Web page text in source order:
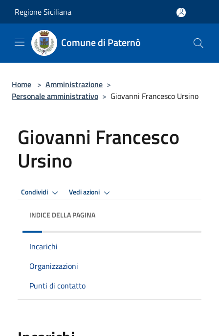
Regione Siciliana
Comune di Paternò
Home > Amministrazione >
Personale amministrativo > Giovanni Francesco Ursino
Giovanni Francesco
Ursino
Condividi Vedi azioni
INDICE DELLA PAGINA
Incarichi
Organizzazioni
Punti di contatto